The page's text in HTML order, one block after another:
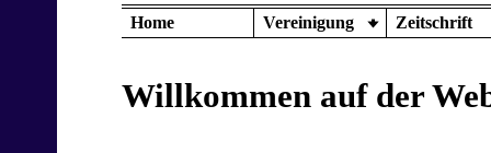
Home Vereinigung Zeitschrift
Willkommen auf der